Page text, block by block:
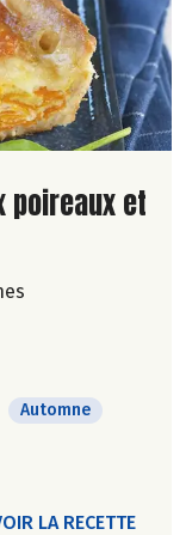
poireaux et
Automne
LA RECETTE